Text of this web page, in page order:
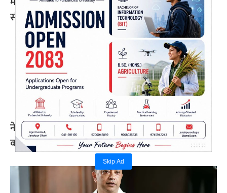
Skip Ad
सीके राउत
नेपाल प्रिमियर लिग : हरमित सिंह जनकपुर बोल्ट्सको
कप्तान